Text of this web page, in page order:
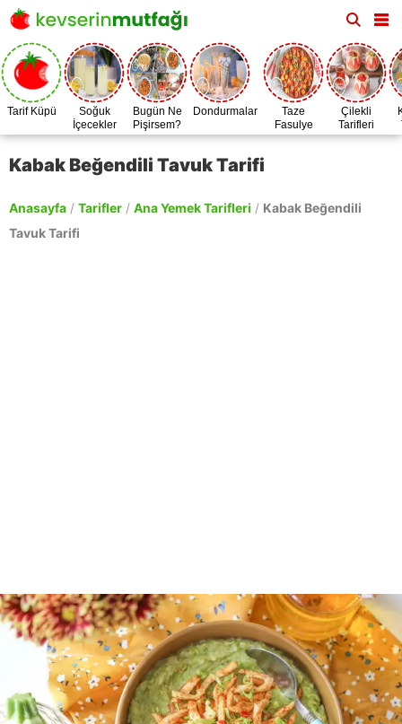
Tarif Küpü
Soğuk
İçecekler
Bugün Ne
Pişirsem?
Dondurmalar
Taze
Fasulye
Zamanı
Çilekli
Tarifleri
Kabak Beğendili Tavuk Tarifi
Anasayfa / Tarifler / Ana Yemek Tarifleri / Kabak Beğendili
Tavuk Tarifi